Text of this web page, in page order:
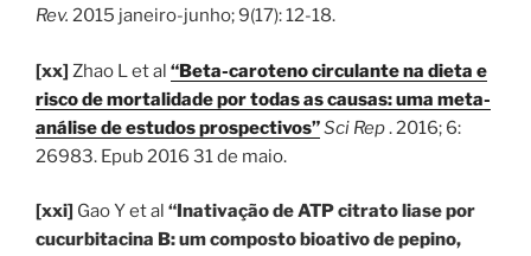
Rev. 2015 janeiro-junho; 9(17): 12-18.
[xx] Zhao L et al “Beta-caroteno circulante na dieta e
risco de mortalidade por todas as causas: uma meta-
análise de estudos prospectivos”Sci Rep. 2016; 6:
26983. Epub 2016 31 de maio.
[xxi] Gao Y et al “Inativação de ATP citrato liase por
cucurbitacina B: um composto bioativo de pepino,